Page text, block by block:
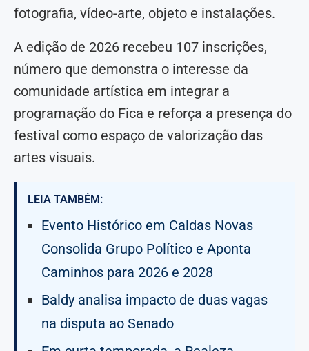
fotografia, vídeo-arte, objeto e instalações.
A edição de 2026 recebeu 107 inscrições,
número que demonstra o interesse da
comunidade artística em integrar a
programação do Fica e reforça a presença do
festival como espaço de valorização das
artes visuais.
LEIA TAMBÉM:
Evento Histórico em Caldas Novas
Consolida Grupo Político e Aponta
Caminhos para 2026 e 2028
Baldy analisa impacto de duas vagas
na disputa ao Senado